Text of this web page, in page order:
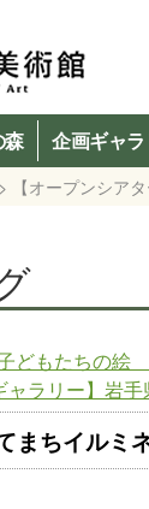
森 企画ギャ
> 【オープンシア
どもたちの
ャラリー】岩
まちイル